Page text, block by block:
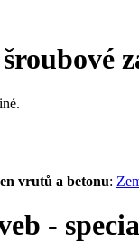
vrutů a betonu:
-